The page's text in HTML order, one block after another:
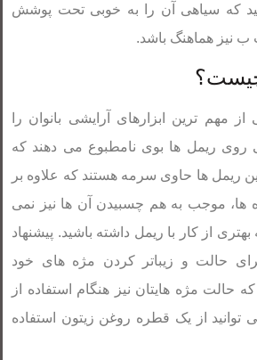
که سیاهی آن را به خوبی تحت پوشش
ب نیز هماهنگ باشد.
مهم ترین ابزارهای آرایشی بانوان را
روی ریمل ها بوی نامطبوع می دهند که
ریمل ها حاوی سرمه هستند که علاوه بر
ها، موجب به هم چسبیدن آن ها نیز نمی
از کار با ریمل داشته باشید. پیشنهاد
حالت و زیباتر کردن مژه های خود
حالت مژه هایتان نیز هنگام استفاده از
توانید از یک قطره روغن زیتون استفاده